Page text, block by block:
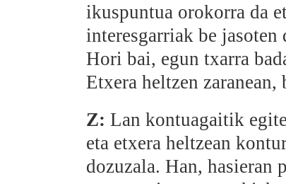
ikuspuntua orokorra da
interesgarriak be
Hori bai, egun txarra
Etxera heltzen zaranean,
Z: Lan kontuagaitik
eta etxera heltzean
dozuzala. Han, hasieran